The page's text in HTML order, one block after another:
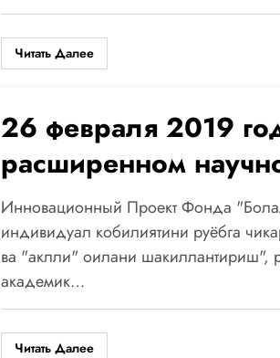
фактор
стране реформ».
Читать Далее
26 февраля 2019
расширенном
техническом
Центра «Оила »
Презентация
Инновационный Проект Фонда
индивидуал кобилиятини руёбга
ва "аклли" оилани шакиллантириш",
академик…
Читать Далее